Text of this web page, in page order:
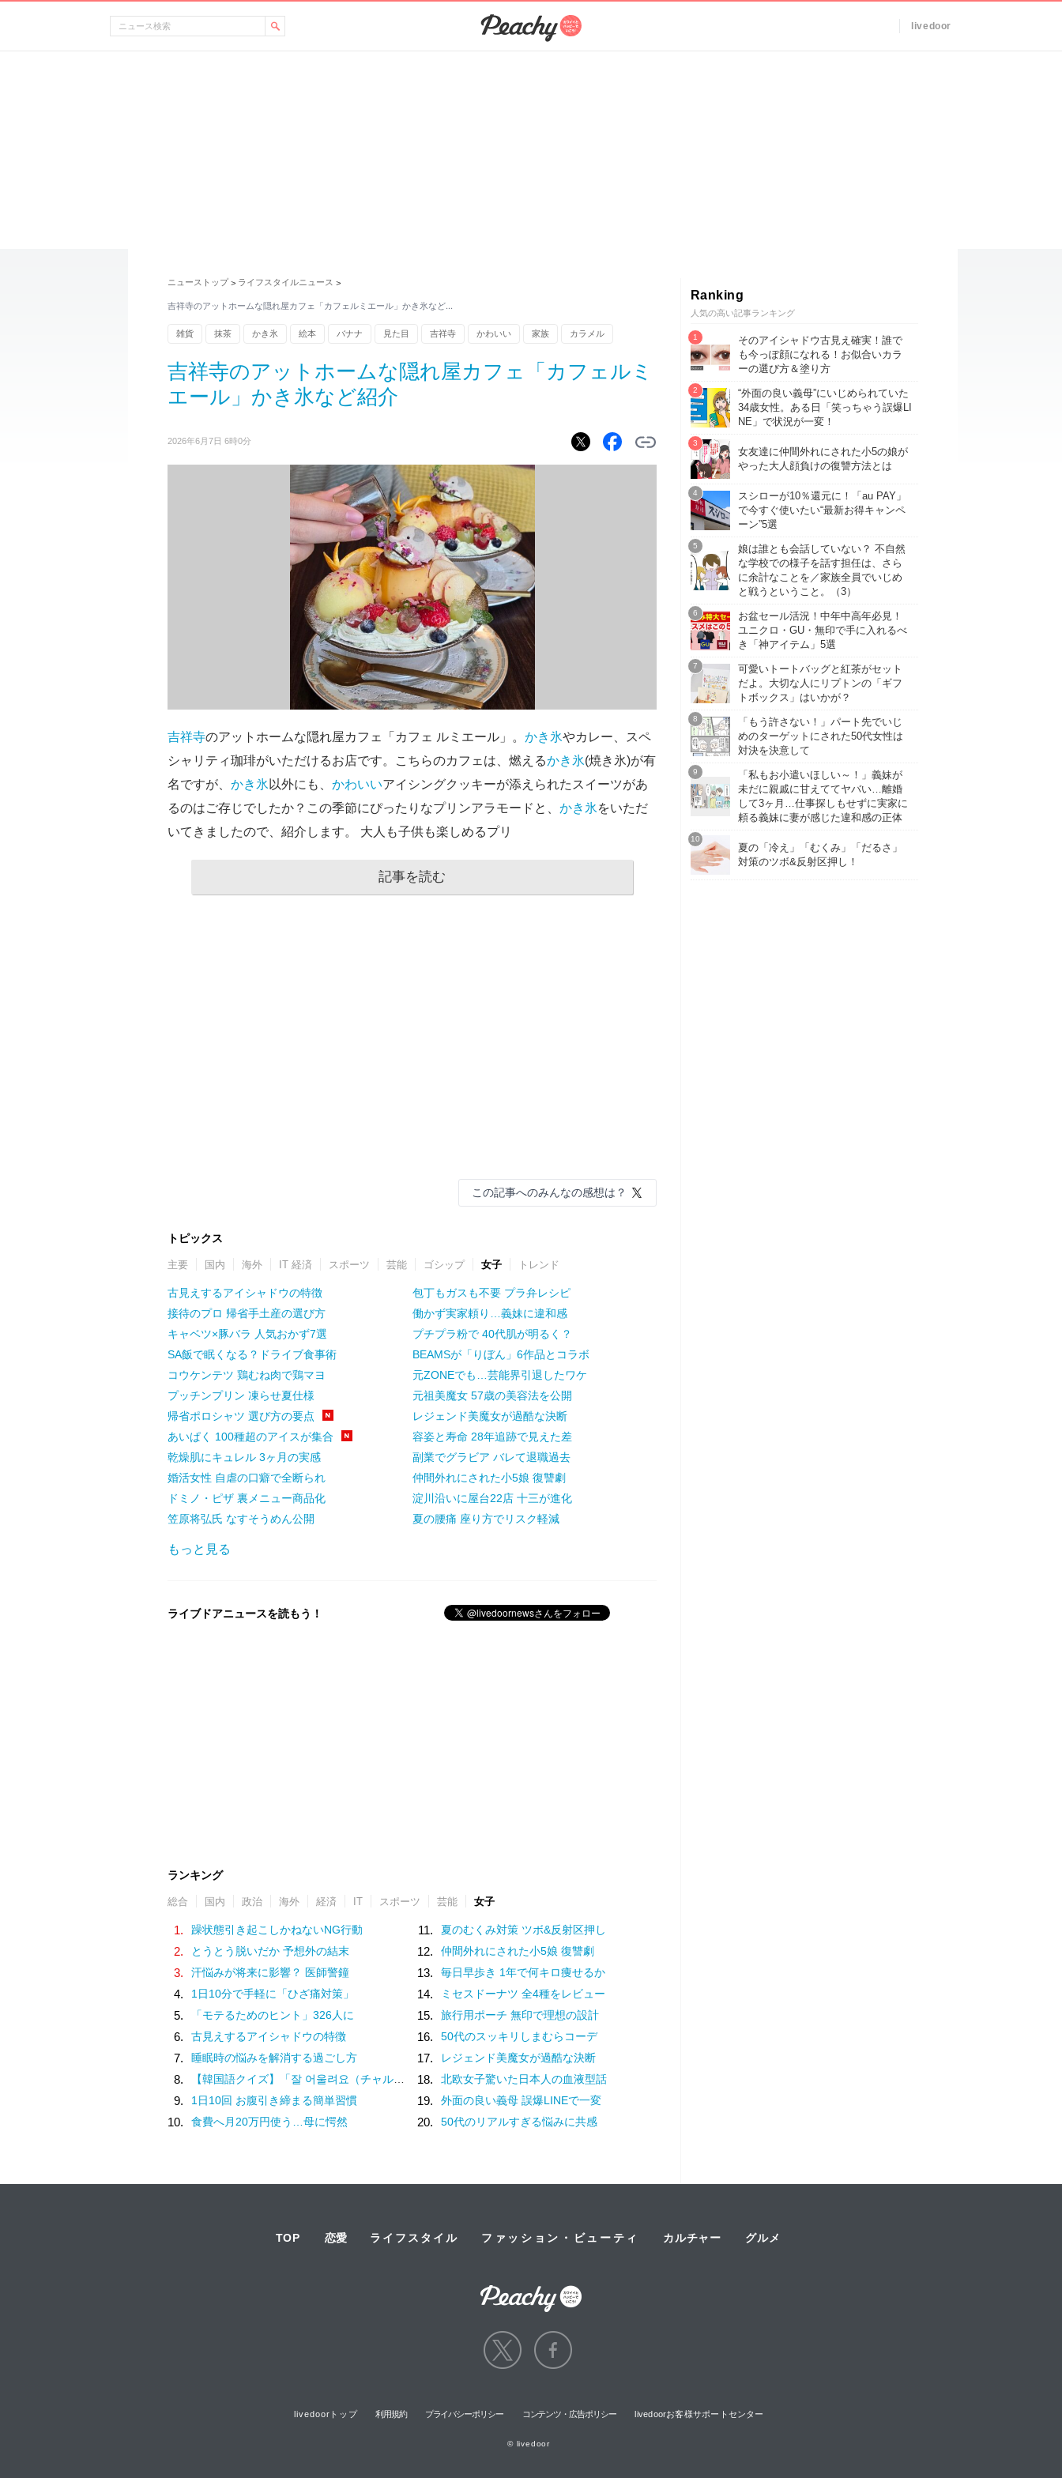
livedoor
ニューストップ > ライフスタイルニュース >
吉祥寺のアットホームな隠れ屋カフェ「カフェルミエール」かき氷など…
雑貨 抹茶 かき氷 絵本 バナナ 見た目 吉祥寺 かわいい 家族 カラメル
吉祥寺のアットホームな隠れ屋カフェ「カフェルミ
エール」かき氷など紹介
2026年6月7日 6時0分
吉祥寺のアットホームな隠れ屋カフェ「カフェ ルミエール」。 かき氷やカレー、スペ
シャリティ珈琲がいただけるお店です。こちらのカフェは、燃えるかき氷(焼き氷)が有
名ですが、 かき氷 以外にも、 かわいいアイシングクッキーが添えられたスイーツがあ
るのはご存じでしたか？この季節にぴったりなプリンアラモードと、 かき氷をいただ
いてきましたので、紹介します。 大人も子供も楽しめるプリ
記事を読む
この記事へのみんなの感想は？
トピックス
主要 国内 海外 IT 経済 スポーツ 芸能 ゴシップ 女子 トレンド
古見えするアイシャドウの特徴
接待のプロ 帰省手土産の選び方
キャベツ×豚バラ 人気おかず7選
SA飯で眠くなる？ドライブ食事術
コウケンテツ 鶏むね肉で鶏マヨ
プッチンプリン 凍らせ夏仕様
帰省ポロシャツ 選び方の要点
あいぱく 100種超のアイスが集合
乾燥肌にキュレル 3ヶ月の実感
婚活女性 自虐の口癖で全断られ
ドミノ・ピザ 裏メニュー商品化
笠原将弘氏 なすそうめん公開
包丁もガスも不要 プラ弁レシピ
働かず実家頼り…義妹に違和感
プチプラ粉で 40代肌が明るく？
BEAMSが「りぼん」6作品とコラボ
元ZONEでも…芸能界引退したワケ
元祖美魔女 57歳の美容法を公開
レジェンド美魔女が過酷な決断
容姿と寿命 28年追跡で見えた差
副業でグラビア バレて退職過去
仲間外れにされた小5娘 復讐劇
淀川沿いに屋台22店 十三が進化
夏の腰痛 座り方でリスク軽減
もっと見る
ライブドアニュースを読もう！
ランキング
総合 国内 政治 海外 経済 IT スポーツ 芸能 女子
1. 躁状態引き起こしかねないNG行動
2. とうとう脱いだか 予想外の結末
3. 汗悩みが将来に影響？ 医師警鐘
4. 1日10分で手軽に「ひざ痛対策」
5. 「モテるためのヒント」326人に
6. 古見えするアイシャドウの特徴
7. 睡眠時の悩みを解消する過ごし方
8. 【韓国語クイズ】「잘 어울려요（チャル オウルリョヨ）」の意味は？褒め言葉です♡
9. 1日10回 お腹引き締まる簡単習慣
10. 食費へ月20万円使う…母に愕然
11. 夏のむくみ対策 ツボ&反射区押し
12. 仲間外れにされた小5娘 復讐劇
13. 毎日早歩き 1年で何キロ痩せるか
14. ミセスドーナツ 全4種をレビュー
15. 旅行用ポーチ 無印で理想の設計
16. 50代のスッキリしまむらコーデ
17. レジェンド美魔女が過酷な決断
18. 北欧女子驚いた日本人の血液型話
19. 外面の良い義母 誤爆LINEで一変
20. 50代のリアルすぎる悩みに共感
Ranking
人気の高い記事ランキング
そのアイシャドウ古見え確実！誰で
も今っぽ顔になれる！お似合いカラ
ーの選び方＆塗り方
“外面の良い義母”にいじめられていた
34歳女性。ある日「笑っちゃう誤爆LI
NE」で状況が一変！
女友達に仲間外れにされた小5の娘が
やった大人顔負けの復讐方法とは
スシローが10％還元に！「au PAY」
で今すぐ使いたい“最新お得キャンペ
ーン”5選
娘は誰とも会話していない？ 不自然
な学校での様子を話す担任は、さら
に余計なことを／家族全員でいじめ
と戦うということ。（3）
お盆セール活況！中年中高年必見！
ユニクロ・GU・無印で手に入れるべ
き「神アイテム」5選
可愛いトートバッグと紅茶がセット
だよ。大切な人にリプトンの「ギフ
トボックス」はいかが？
「もう許さない！」パート先でいじ
めのターゲットにされた50代女性は
対決を決意して
「私もお小遣いほしい～！」義妹が
未だに親戚に甘えててヤバい…離婚
して3ヶ月…仕事探しもせずに実家に
頼る義妹に妻が感じた違和感の正体
夏の「冷え」「むくみ」「だるさ」
対策のツボ&反射区押し！
TOP 恋愛 ライフスタイル ファッション・ビューティ カルチャー グルメ
livedoorトップ 利用規約 プライバシーポリシー コンテンツ・広告ポリシー livedoorお客様サポートセンター
© livedoor